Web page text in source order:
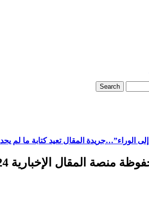
Search
الوراء”…جريدة المقال تعيد كتابة ما لم
منصة المقال الإخبارية 2024 ©